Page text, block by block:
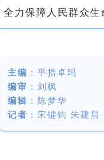
全力保障人民群众
主编 ：平措卓玛
编审 ：刘枫
编辑 ：陈梦华
记者 ： 宋键钧 朱建昌